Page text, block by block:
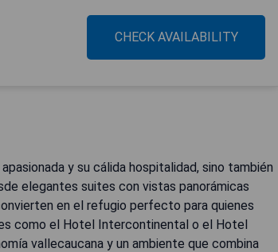
CHECK AVAILABILITY
y su cálida hospitalidad, sino también
elegantes suites con vistas panorámicas
en el refugio perfecto para quienes
como el Hotel Intercontinental o el Hotel
vallecaucana y un ambiente que combina